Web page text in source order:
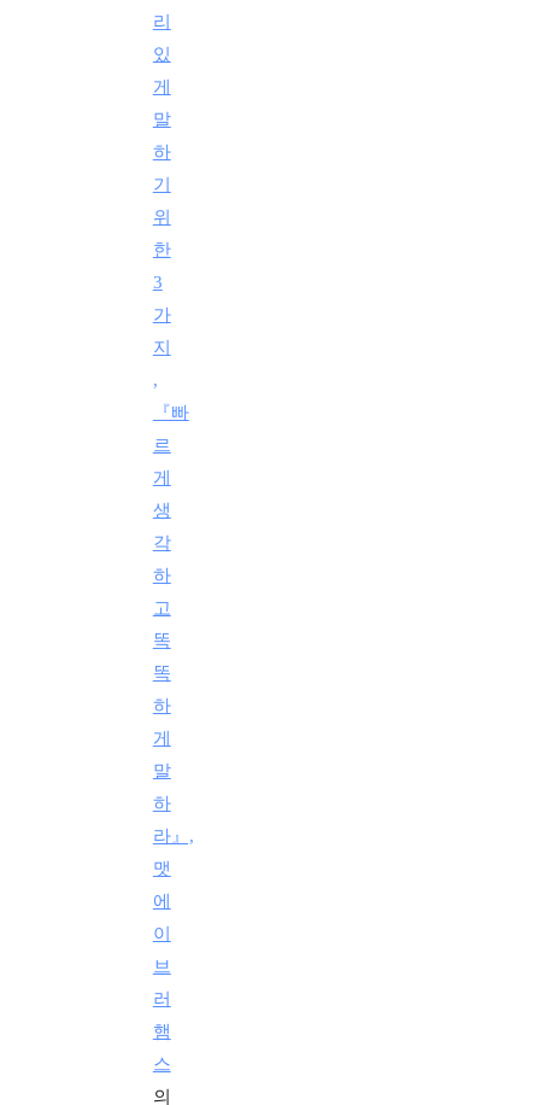
리
있
게
말
하
기
위
한
3
가
지
,
『빠
르
게
생
각
하
고
똑
똑
하
게
말
하
라』,
맷
에
이
브
러
햄
스
의